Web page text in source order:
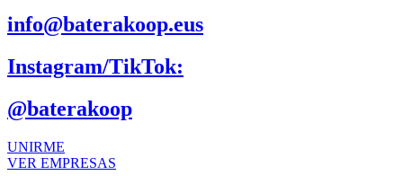
info@baterakoop.eus
Instagram/TikTok:
@baterakoop
UNIRME
VER EMPRESAS